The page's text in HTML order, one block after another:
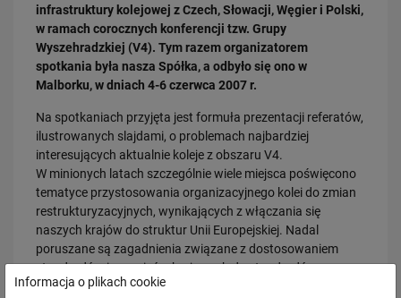
infrastruktury kolejowej z Czech, Słowacji, Węgier i Polski,
w ramach corocznych konferencji tzw. Grupy
Wyszehradzkiej (V4). Tym razem organizatorem
spotkania była nasza Spółka, a odbyło się ono w
Malborku, w dniach 4-6 czerwca 2007 r.
Na spotkaniach przyjęta jest formuła prezentacji referatów,
ilustrowanych slajdami, o problemach najbardziej
interesujących aktualnie koleje z obszaru V4.
W minionych latach szczególnie wiele miejsca poświęcono
tematyce przystosowania organizacyjnego kolei do zmian
restrukturyzacyjnych, wynikających z włączania się
naszych krajów do struktur Unii Europejskiej. Nadal
poruszane są zagadnienia związane z dostosowaniem
standardów i przepisów krajowych do standardów
interoperacyjności Kolei (TSI), i rozwiązaniami technicznymi
03.08.2026
Dzięki KPO kolej zmieniła Limanową
PRZECZYTAJ
31.07.2026
Dobre zmiany dla mieszkańców Katowic. Gotowy jest ważny wiadukt
Informacja o plikach cookie